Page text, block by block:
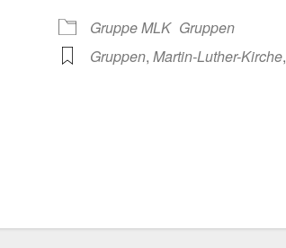
Grup­pe MLK Grup­pen
Grup­pen, Martin-Luther-Kirche,